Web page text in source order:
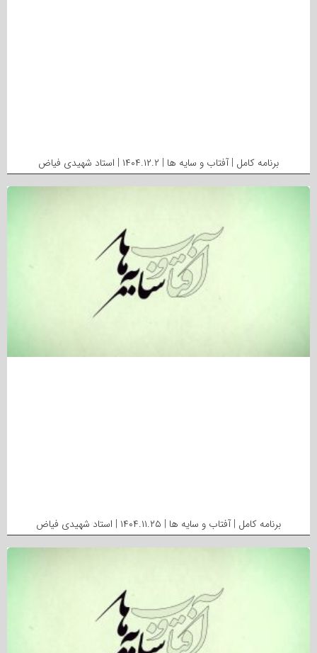
برنامه کامل | آفتاب و سایه ها | ۱۴۰۴.۱۲.۲ | استاد شهیدی فیاض
برنامه کامل | آفتاب و سایه ها | ۱۴۰۴.۱۱.۲۵ | استاد شهیدی فیاض